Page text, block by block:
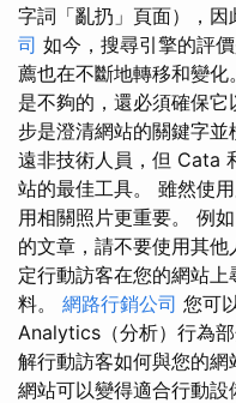
字詞「亂扔」頁面），因
司 如今，搜尋引擎的評
薦也在不斷地轉移和變
是不夠的，還必須確保
步是澄清網站的關鍵字
遠非技術人員，但 Cata
站的最佳工具。 雖然使
用相關照片更重要。 例
的文章，請不要使用其
定行動訪客在您的網站
料。 網路行銷公司 您可
Analytics（分析）行為
解行動訪客如何與您的
網站可以變得適合行動